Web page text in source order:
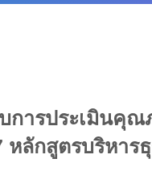
การประเมินคุ
หลักสูตรบริหา